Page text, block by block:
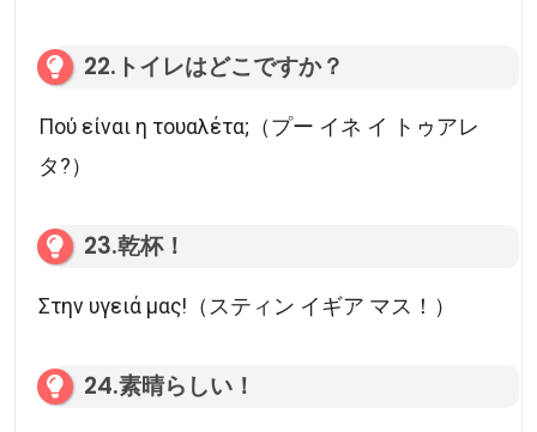
22.トイレはどこですか？
Πού είναι η τουαλέτα;（プー イネ イ トゥアレ
タ?）
23.乾杯！
Στην υγειά μας!（スティン イギア マス！）
24.素晴らしい！